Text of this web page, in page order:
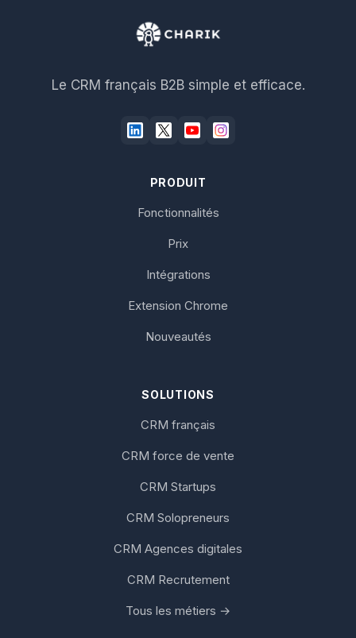
Le CRM français B2B simple et efficace.
PRODUIT
Fonctionnalités
Prix
Intégrations
Extension Chrome
Nouveautés
SOLUTIONS
CRM français
CRM force de vente
CRM Startups
CRM Solopreneurs
CRM Agences digitales
CRM Recrutement
Tous les métiers →